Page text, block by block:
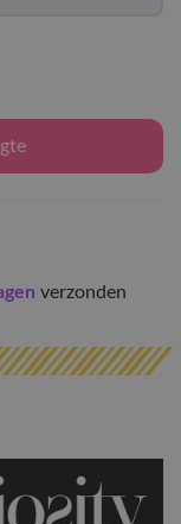
verzonden